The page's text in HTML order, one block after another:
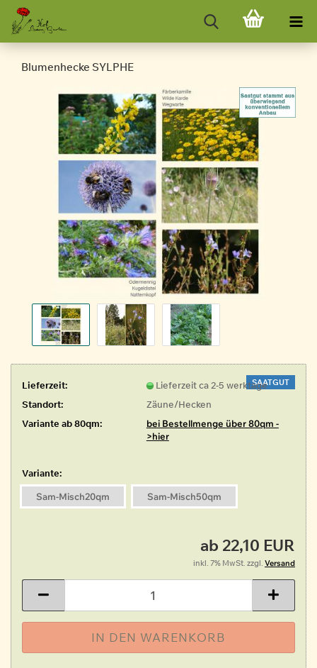
Blumenhecke SYLPHE
SAATGUT
Lieferzeit:
Lieferzeit ca 2-5 werktage
Standort:
Zäune/Hecken
Variante ab 80qm:
bei Bestellmenge über 80qm -
>hier
Variante:
Sam-Misch20qm Sam-Misch50qm
ab 22,10 EUR
inkl. 7% MwSt. zzgl. Versand